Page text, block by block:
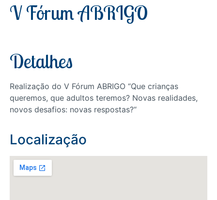
V Fórum ABRIGO
Detalhes
Realização do V Fórum ABRIGO “Que crianças
queremos, que adultos teremos? Novas realidades,
novos desafios: novas respostas?“
Localização